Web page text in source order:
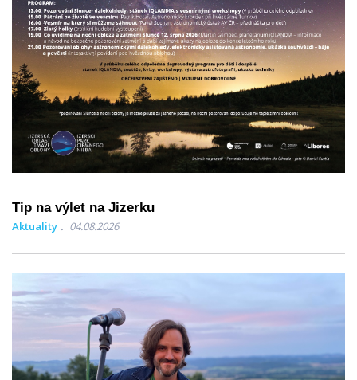
Tip na výlet na Jizerku
Aktuality 04.08.2026